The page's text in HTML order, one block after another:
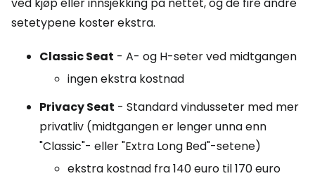
setetypene koster ekstra.
Classic Seat - A- og H-seter ved midtgangen
ingen ekstra kostnad
Privacy Seat - Standard vindusseter med mer
privatliv (midtgangen er lenger unna enn
"Classic"- eller "Extra Long Bed"-setene)
ekstra kostnad fra 140 euro til 170 euro